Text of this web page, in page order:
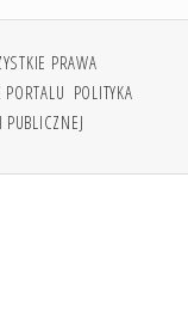
PRAWA
POLITYKA